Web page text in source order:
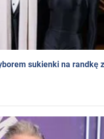
sukienki na randkę